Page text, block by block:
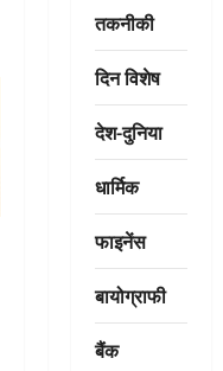
तकनीकी
दिन विशेष
देश-दुनिया
धार्मिक
फाइनेंस
बायोग्राफी
बैंक